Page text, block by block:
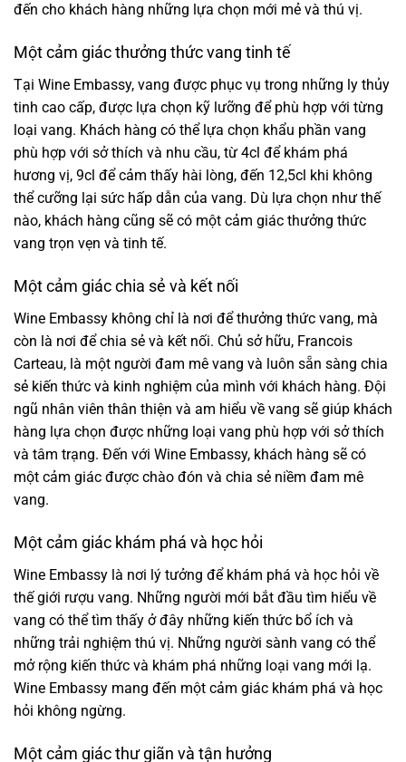
đến cho khách hàng những lựa chọn mới mẻ và thú vị.
Một cảm giác thưởng thức vang tinh tế
Tại Wine Embassy, vang được phục vụ trong những ly thủy
tinh cao cấp, được lựa chọn kỹ lưỡng để phù hợp với từng
loại vang. Khách hàng có thể lựa chọn khẩu phần vang
phù hợp với sở thích và nhu cầu, từ 4cl để khám phá
hương vị, 9cl để cảm thấy hài lòng, đến 12,5cl khi không
thể cưỡng lại sức hấp dẫn của vang. Dù lựa chọn như thế
nào, khách hàng cũng sẽ có một cảm giác thưởng thức
vang trọn vẹn và tinh tế.
Một cảm giác chia sẻ và kết nối
Wine Embassy không chỉ là nơi để thưởng thức vang, mà
còn là nơi để chia sẻ và kết nối. Chủ sở hữu, Francois
Carteau, là một người đam mê vang và luôn sẵn sàng chia
sẻ kiến thức và kinh nghiệm của mình với khách hàng. Đội
ngũ nhân viên thân thiện và am hiểu về vang sẽ giúp khách
hàng lựa chọn được những loại vang phù hợp với sở thích
và tâm trạng. Đến với Wine Embassy, khách hàng sẽ có
một cảm giác được chào đón và chia sẻ niềm đam mê
vang.
Một cảm giác khám phá và học hỏi
Wine Embassy là nơi lý tưởng để khám phá và học hỏi về
thế giới rượu vang. Những người mới bắt đầu tìm hiểu về
vang có thể tìm thấy ở đây những kiến thức bổ ích và
những trải nghiệm thú vị. Những người sành vang có thể
mở rộng kiến thức và khám phá những loại vang mới lạ.
Wine Embassy mang đến một cảm giác khám phá và học
hỏi không ngừng.
Một cảm giác thư giãn và tận hưởng